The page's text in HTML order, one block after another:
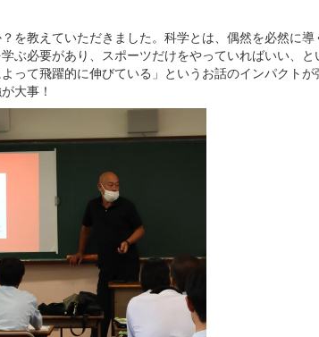
を教えていただきました。科学とは、偶然を必然に導
ぶ必要があり、スポーツだけをやっていればいい、
って飛躍的に伸びている」というお話のインパクト
大事！